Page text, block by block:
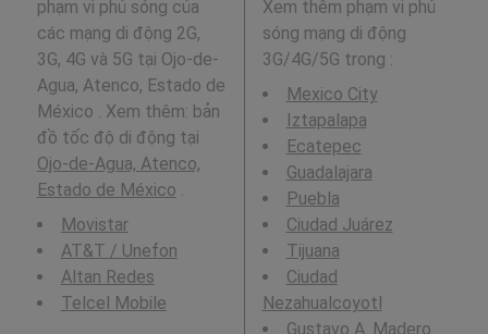
phạm vi phủ sóng của
các mạng di động 2G,
3G, 4G và 5G tại Ojo-de-
Agua, Atenco, Estado de
México . Xem thêm: bản
đồ tốc độ di động tại
Ojo-de-Agua, Atenco,
Estado de México
Movistar
AT&T / Unefon
Altan Redes
Telcel Mobile
Xem thêm phạm vi phủ
sóng mạng di động
3G/4G/5G trong :
Mexico City
Iztapalapa
Ecatepec
Guadalajara
Puebla
Ciudad Juárez
Tijuana
Ciudad
Nezahualcoyotl
Gustavo A. Madero